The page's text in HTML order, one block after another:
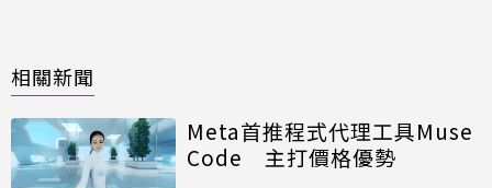
相關新聞
Meta首推程式代理工具Muse
Code 主打價格優勢